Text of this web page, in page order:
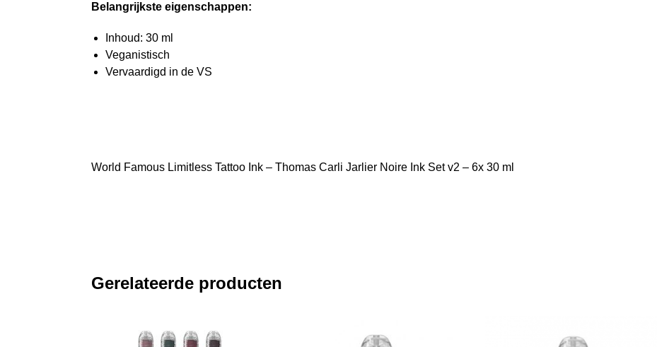
Belangrijkste eigenschappen:
Inhoud: 30 ml
Veganistisch
Vervaardigd in de VS
World Famous Limitless Tattoo Ink – Thomas Carli Jarlier Noire Ink Set v2 – 6x 30 ml
Gerelateerde producten